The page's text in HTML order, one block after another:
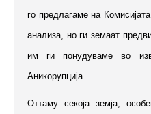
го предлагаме на
анализа, но ги земаат
им ги понудуваме во
Аникорупција.
Оттаму секоја земја,